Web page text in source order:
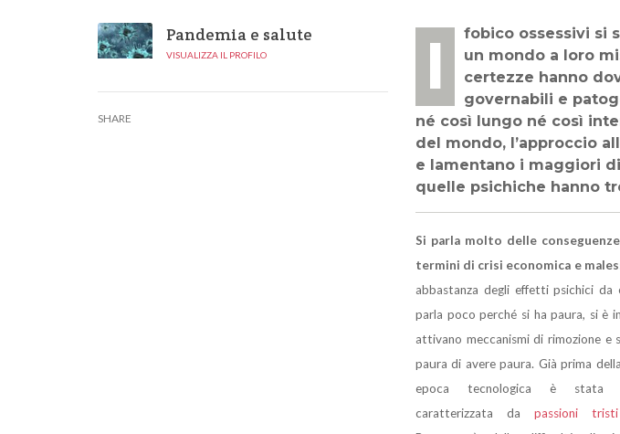
Pandemia e salute
VISUALIZZA IL PROFILO
SHARE
I fobico ossessivi si sono trovati improvvisamente in buona e diffusa compagnia in
un mondo a loro
certezze hanno
governabili e
né così lungo né così
del mondo, l’approccio
e lamentano i maggiori
quelle psichiche hanno
Si parla molto delle
termini di crisi economica e
abbastanza degli effetti psichici da
parla poco perché si ha paura, si è
attivano meccanismi di rimozione e
paura di avere paura. Già prima
epoca tecnologica è stata
caratterizzata da passioni